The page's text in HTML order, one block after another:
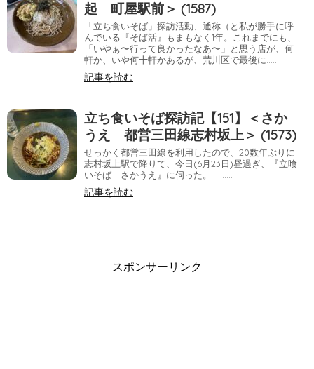
起 町屋駅前＞ (1587)
「立ち食いそば」探訪活動、通称（と私が勝手に呼
んでいる『そば活』もまもなく1年。これまでにも、
「いやぁ〜行って良かったなあ〜」と思う店が、何
軒か、いや何十軒かあるが、荒川区で最後に……
記事を読む
立ち食いそば探訪記【151】＜さか
うえ 都営三田線志村坂上＞ (1573)
せっかく都営三田線を利用したので、20数年ぶりに
志村坂上駅で降りて、今日(6月23日)昼過ぎ、『立喰
いそば さかうえ』に伺った。 ……
記事を読む
スポンサーリンク